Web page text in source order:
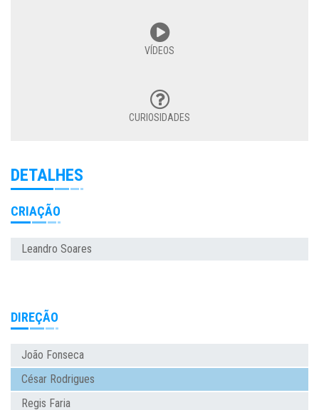
VÍDEOS
CURIOSIDADES
DETALHES
CRIAÇÃO
Leandro Soares
DIREÇÃO
João Fonseca
César Rodrigues
Regis Faria